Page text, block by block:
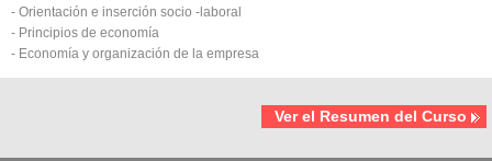
- Orientación e inserción socio -laboral
- Principios de economía
- Economía y organización de la empresa
Ver el Resumen del Curso